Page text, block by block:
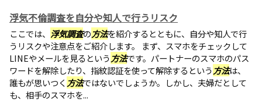
浮気不倫調査を自分や知人で行うリスク
ここでは、 浮気調査の方法を紹介するとともに、自分や知人で行
うリスクや注意点をご紹介します。 まず、スマホをチェックして
LINEやメールを見るという方法です。パートナーのスマホのパス
ワードを解除したり、指紋認証を使って解除するという方法は、
誰もが思いつく 方法ではないでしょうか。しかし、夫婦だとして
も、相手のスマホを...